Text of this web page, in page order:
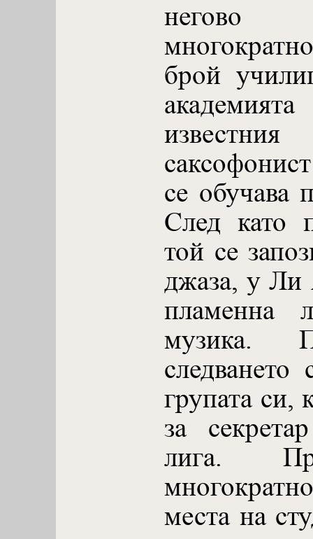
негово
брой
се обучава
След като
той се
джаза, у Ли
пламенна
музика.
групата си,
за
лига.
места на